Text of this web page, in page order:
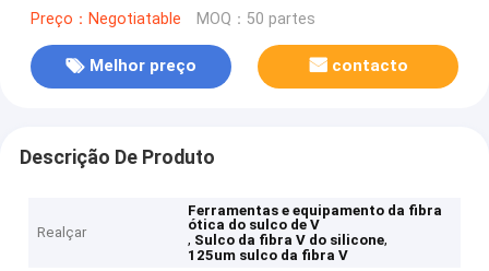
multi único
Preço：Negotiatable MOQ：50 partes
Melhor preço contacto
Descrição De Produto
Realçar
Ferramentas e equipamento da fibra
ótica do sulco de V
, Sulco da fibra V do silicone,
125um sulco da fibra V